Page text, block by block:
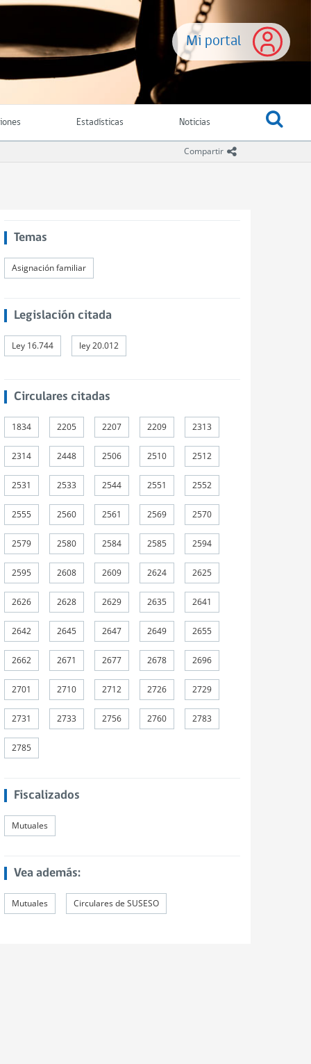
Mi portal
Estadísticas Noticias
Compartir icono compartir
Temas
Asignación familiar
Legislación citada
Ley 16.744 ley 20.012
Circulares citadas
1834 2205 2207 2209 2313
2314 2448 2506 2510 2512
2531 2533 2544 2551 2552
2555 2560 2561 2569 2570
2579 2580 2584 2585 2594
2595 2608 2609 2624 2625
2626 2628 2629 2635 2641
2642 2645 2647 2649 2655
2662 2671 2677 2678 2696
2701 2710 2712 2726 2729
2731 2733 2756 2760 2783
2785
Fiscalizados
Mutuales
Vea además:
Mutuales Circulares de SUSESO